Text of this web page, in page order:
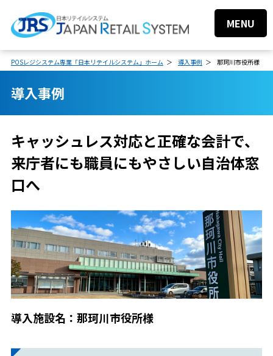
MENU
POSレジシステム専業「日本リテイルシステム」ホーム 導入事例 那珂川市役所様
導入事例
キャッシュレス対応と正確な会計で、
来庁者にも職員にもやさしい自治体窓
口へ
導入施設名：那珂川市役所様